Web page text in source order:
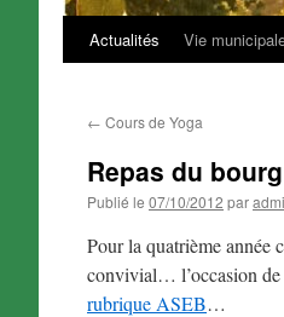
Aller
contenu
Actualités Vie
← Cours de Yoga
Repas du bourg
Publié le 07/10/2012 par
Pour la quatrième année
convivial… l’occasion de
rubrique ASEB…